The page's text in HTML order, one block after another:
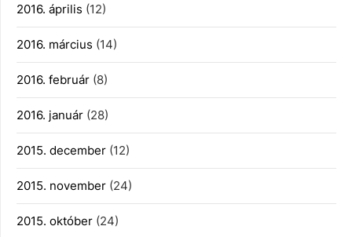
2016. április (12)
2016. március (14)
2016. február (8)
2016. január (28)
2015. december (12)
2015. november (24)
2015. október (24)